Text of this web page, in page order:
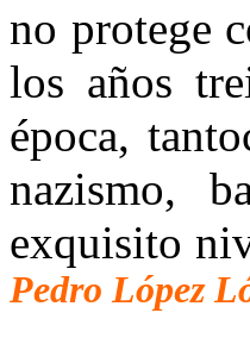
no protege
los años
época,
nazismo,
exquisito
Pedro López